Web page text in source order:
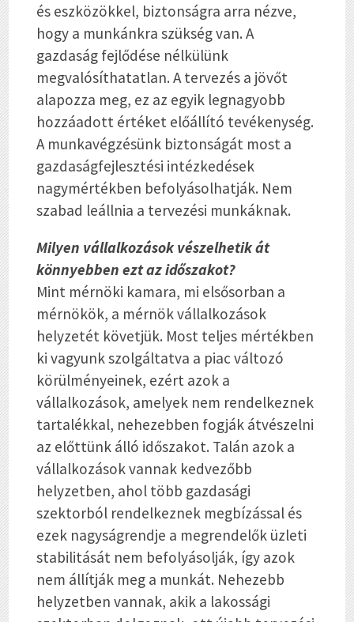
és eszközökkel, biztonságra arra nézve,
hogy a munkánkra szükség van. A
gazdaság fejlődése nélkülünk
megvalósíthatatlan. A tervezés a jövőt
alapozza meg, ez az egyik legnagyobb
hozzáadott értéket előállító tevékenység.
A munkavégzésünk biztonságát most a
gazdaságfejlesztési intézkedések
nagymértékben befolyásolhatják. Nem
szabad leállnia a tervezési munkáknak.
Milyen vállalkozások vészelhetik át
könnyebben ezt az időszakot?
Mint mérnöki kamara, mi elsősorban a
mérnökök, a mérnök vállalkozások
helyzetét követjük. Most teljes mértékben
ki vagyunk szolgáltatva a piac változó
körülményeinek, ezért azok a
vállalkozások, amelyek nem rendelkeznek
tartalékkal, nehezebben fogják átvészelni
az előttünk álló időszakot. Talán azok a
vállalkozások vannak kedvezőbb
helyzetben, ahol több gazdasági
szektorból rendelkeznek megbízással és
ezek nagyságrendje a megrendelők üzleti
stabilitását nem befolyásolják, így azok
nem állítják meg a munkát. Nehezebb
helyzetben vannak, akik a lakossági